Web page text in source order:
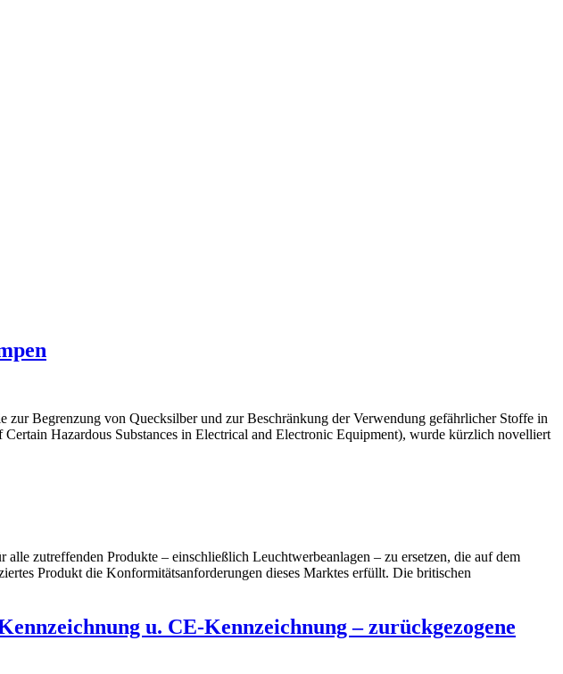
Begrenzung von Quecksilber und zur Beschränkung der Verwendung gefährlicher Stoffe in
Hazardous Substances in Electrical and Electronic Equipment), wurde kürzlich novelliert
zutreffenden Produkte – einschließlich Leuchtwerbeanlagen – zu ersetzen, die auf dem
Produkt die Konformitätsanforderungen dieses Marktes erfüllt. Die britischen
u. CE-Kennzeichnung – zurückgezogene